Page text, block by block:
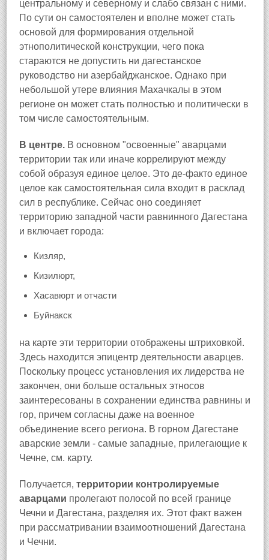
центральному и северному и слабо связан с ними.
По сути он самостоятелен и вполне может стать
основой для формирования отдельной
этнополитической конструкции, чего пока
стараются не допустить ни дагестанское
руководство ни азербайджанское. Однако при
небольшой утере влияния Махачкалы в этом
регионе он может стать полностью и политически в
том числе самостоятельным.
В центре. В основном "освоенные" аварцами
территории так или иначе коррелируют между
собой образуя единое целое. Это де-факто единое
целое как самостоятельная сила входит в расклад
сил в республике. Сейчас оно соединяет
территорию западной части равнинного Дагестана
и включает города:
Кизляр,
Кизилюрт,
Хасавюрт и отчасти
Буйнакск
на карте эти территории отображены штриховкой.
Здесь находится эпицентр деятельности аварцев.
Поскольку процесс установления их лидерства не
закончен, они больше остальных этносов
заинтересованы в сохранении единства равнины и
гор, причем согласны даже на военное
объединение всего региона. В горном Дагестане
аварские земли - самые западные, прилегающие к
Чечне, см. карту.
Получается, территории контролируемые
аварцами пролегают полосой по всей границе
Чечни и Дагестана, разделяя их. Этот факт важен
при рассматривании взаимоотношений Дагестана
и Чечни.